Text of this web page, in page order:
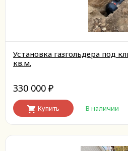
Установка газгольдера под
кв.м.
330 000 ₽
Купить В наличии